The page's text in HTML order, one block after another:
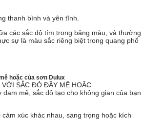
thanh bình và yên tĩnh.
các sắc độ tím trong bảng màu, và thường
sự là màu sắc riêng biệt trong quang phổ
hoặc của sơn Dulux
SẮC ĐỎ ĐẦY MÊ HOẶC
mê, sắc đỏ tạo cho không gian của bạn
xúc khác nhau, sang trọng hoặc kích